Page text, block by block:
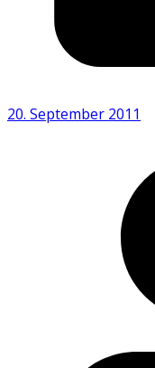
20. September 2011